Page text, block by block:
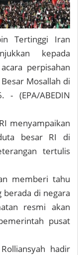
Tertinggi Iran
kepada
perpisahan
Mosallah di
(EPA/ABEDIN
menyampaikan
besar RI di
tertulis
memberi tahu
di negara
resmi akan
pusat
hadir